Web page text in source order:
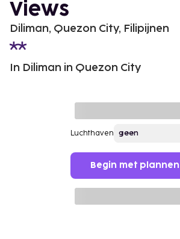
Views
Diliman, Quezon City, Filipijnen
In Diliman in Quezon City
Luchthaven
Begin met plannen